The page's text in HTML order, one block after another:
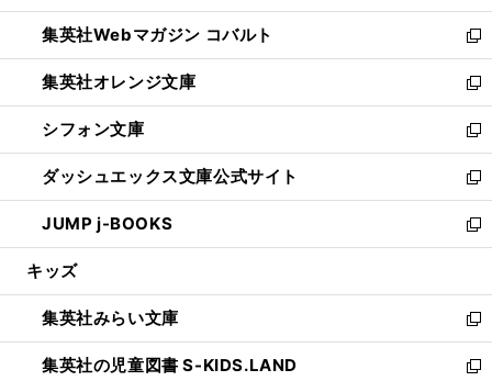
開
く
ウ
で
開
く
ン
ド
ウ
で
開
く
ウ
ィ
ン
ド
ウ
で
開
く
集英社Webマガジン コバルト
新
し
い
ウ
ィ
ン
ド
ウ
で
開
集英社オレンジ文庫
新
し
い
ウ
ィ
ン
ド
ウ
開
く
シフォン文庫
新
し
い
ウ
ィ
ン
ウ
で
開
く
ダッシュエックス文庫公式サイト
新
し
い
ウ
ン
ド
ウ
で
JUMP j-BOOKS
新
し
ウ
ィ
ン
ド
キッズ
集英社みらい文庫
新
し
い
集英社の児童図書 S-KIDS.LAND
新